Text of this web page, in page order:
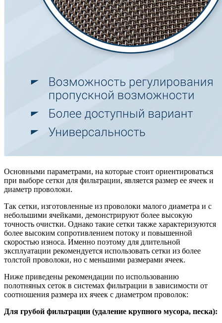
Основными параметрами, на которые стоит ориентироваться
при выборе сетки для фильтрации, является размер ее ячеек и
диаметр проволоки.
Так сетки, изготовленные из проволоки малого диаметра и с
небольшими ячейками, демонстрируют более высокую
точность очистки. Однако такие сетки также характеризуются
более высоким сопротивлением потоку и повышенной
скоростью износа. Именно поэтому для длительной
эксплуатации рекомендуется использовать сетки из более
толстой проволоки, но с меньшими размерами ячеек.
Ниже приведены рекомендации по использованию
полотняных сеток в системах фильтрации в зависимости от
соотношения размера их ячеек с диаметром проволок:
Для грубой фильтрации (удаление крупного мусора, песка):